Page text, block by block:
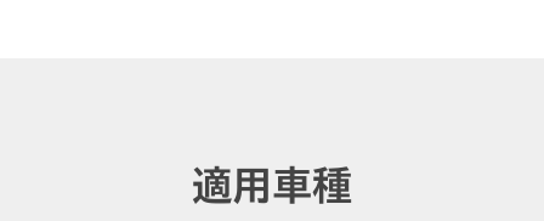
適用車種